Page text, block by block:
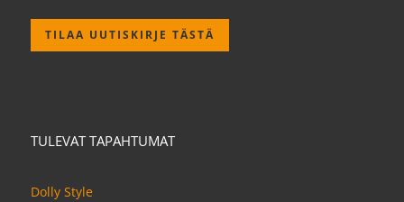
TILAA UUTISKIRJE TÄSTÄ
TULEVAT TAPAHTUMAT
Dolly Style